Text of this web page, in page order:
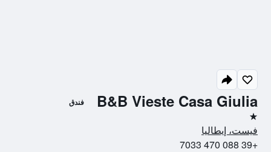
B&B Vieste Casa Giulia فندق
نجمة واحدة
فيست، إيطاليا
+39 088 470 7033